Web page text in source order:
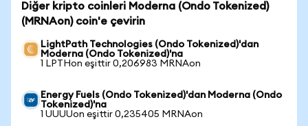
Diğer kripto coinleri Moderna (Ondo Tokenized)
(MRNAon) coin'e çevirin
LightPath Technologies (Ondo Tokenized)'dan
Moderna (Ondo Tokenized)'na
1 LPTHon eşittir 0,206983 MRNAon
Energy Fuels (Ondo Tokenized)'dan Moderna (Ondo
Tokenized)'na
1 UUUUon eşittir 0,235405 MRNAon